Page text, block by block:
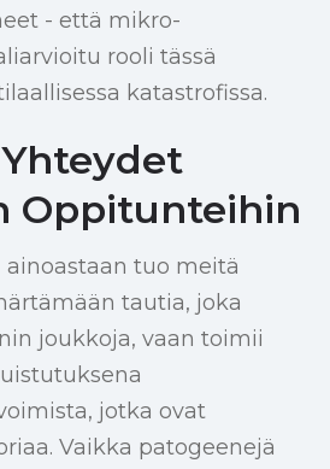
- että mikro-
rooli tässä
katastrofissa.
Oppitunteihin
tuo meitä
tautia, joka
joukkoja, vaan toimii
jotka ovat
Vaikka patogeenejä